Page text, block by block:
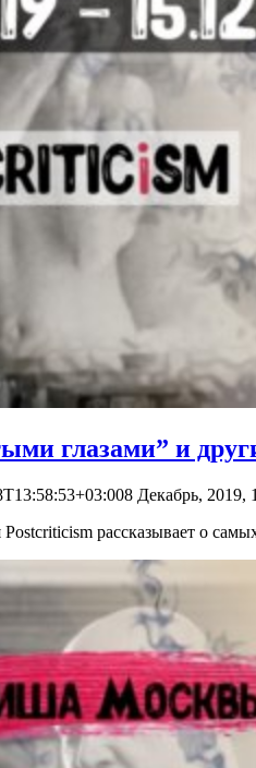
глазами” и
8 Декабрь, 2019,
Postcriticism рассказывает о